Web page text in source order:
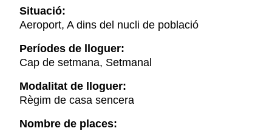
Situació:
Aeroport, A dins del nucli de població
Períodes de lloguer:
Cap de setmana, Setmanal
Modalitat de lloguer:
Règim de casa sencera
Nombre de places: